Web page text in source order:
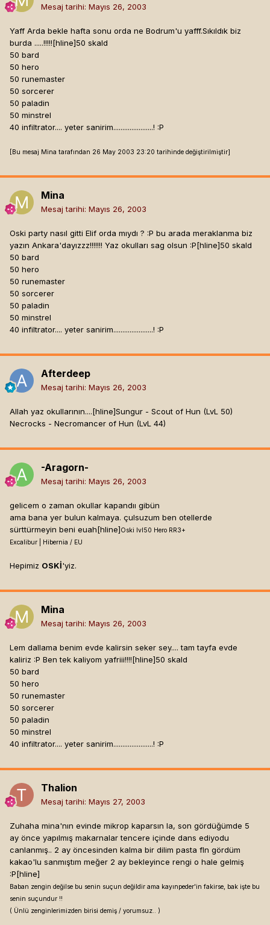
Mesaj tarihi: Mayıs 26, 2003
Yaff Arda bekle hafta sonu orda ne Bodrum'u yafff.Sıkıldık biz
burda .....!!!!![hline]50 skald
50 bard
50 hero
50 runemaster
50 sorcerer
50 paladin
50 minstrel
40 infiltrator.... yeter sanirim......................! :P
[Bu mesaj Mina tarafından 26 May 2003 23:20 tarihinde değiştirilmiştir]
Mina
Mesaj tarihi: Mayıs 26, 2003
Oski party nasıl gitti Elif orda mıydı ? :P bu arada meraklanma biz
yazın Ankara'dayızzz!!!!!!! Yaz okulları sag olsun :P[hline]50 skald
50 bard
50 hero
50 runemaster
50 sorcerer
50 paladin
50 minstrel
40 infiltrator.... yeter sanirim......................! :P
Afterdeep
Mesaj tarihi: Mayıs 26, 2003
Allah yaz okullarının....[hline]Sungur - Scout of Hun (LvL 50)
Necrocks - Necromancer of Hun (LvL 44)
-Aragorn-
Mesaj tarihi: Mayıs 26, 2003
gelicem o zaman okullar kapandıı gibün
ama bana yer bulun kalmaya. çulsuzum ben otellerde
sürttürmeyin beni euah[hline]Oski lvl50 Hero RR3+
Excalibur | Hibernia / EU
Hepimiz OSKİ'yiz.
Mina
Mesaj tarihi: Mayıs 26, 2003
Lem dallama benim evde kalirsin seker sey.... tam tayfa evde
kaliriz :P Ben tek kaliyom yafriii!!!![hline]50 skald
50 bard
50 hero
50 runemaster
50 sorcerer
50 paladin
50 minstrel
40 infiltrator.... yeter sanirim......................! :P
Thalion
Mesaj tarihi: Mayıs 27, 2003
Zuhaha mina'nın evinde mikrop kaparsın la, son gördüğümde 5
ay önce yapılmış makarnalar tencere içinde dans ediyodu
canlanmış.. 2 ay öncesinden kalma bir dilim pasta fln gördüm
kakao'lu sanmıştım meğer 2 ay bekleyince rengi o hale gelmiş
:P[hline]
Baban zengin değilse bu senin suçun değildir ama kayınpeder'in fakirse, bak işte bu
senin suçundur !!
( Ünlü zenginlerimizden birisi demiş / yorumsuz.. )